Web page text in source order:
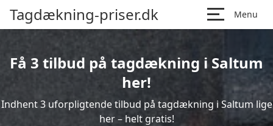
Tagdækning-priser.dk Menu
Få 3 tilbud på tagdækning i Saltum
her!
Indhent 3 uforpligtende tilbud på tagdækning i Saltum lige
her – helt gratis!